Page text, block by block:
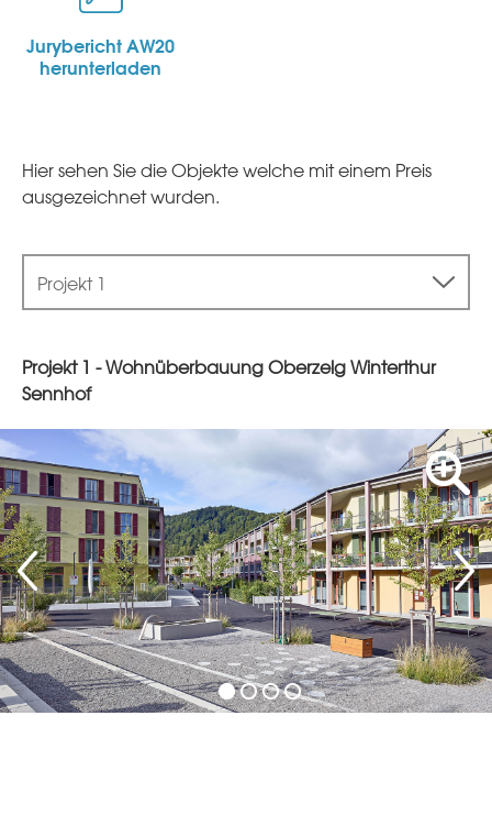
Jurybericht AW20
herunterladen
Hier sehen Sie die Objekte welche mit einem Preis
ausgezeichnet wurden.
Projekt 1
Projekt 1 - Wohnüberbauung Oberzelg Winterthur
Sennhof